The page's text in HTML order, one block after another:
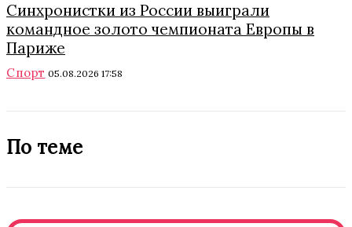
Синхронистки из России выиграли
командное золото чемпионата Европы в
Париже
Спорт 05.08.2026 17:58
По теме